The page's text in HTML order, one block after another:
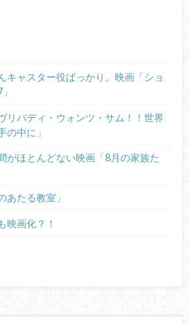
キャスター役ばっかり。映画「ショ
リバディ・ウォンツ・サム！！世界
の中に」
がほとんどない映画「8月の家族た
あたる教室」
映画化？！